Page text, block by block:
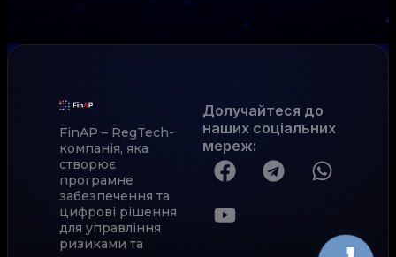
FinAP – RegTech-
компанія, яка
створює
програмне
забезпечення та
цифрові рішення
для управління
ризиками та
Долучайтеся до
наших соціальних
мереж: